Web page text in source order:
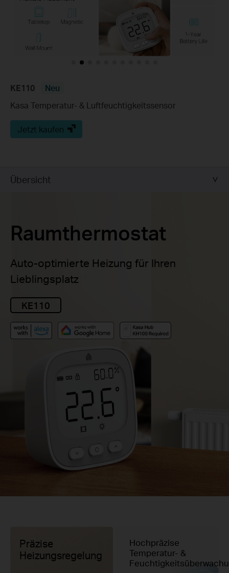
KE110
Neu
Kasa Temperatur- & Luftfeuchtigkeitssensor
Jetzt kaufen
Übersicht
Raumthermostat
Auto-optimierte Heizung für Ihren
Lieblingsplatz
KE110
Präzise
Heizungsregelung
Hochpräzise
Temperatur- &